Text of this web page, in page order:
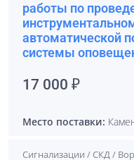
работы по
автоматической
системы
17 000 ₽
Место поставки:
Сигнализации / СКД /